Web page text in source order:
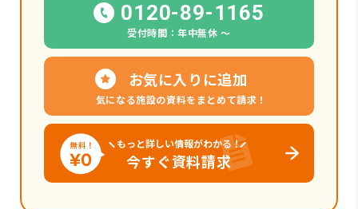
0120-89-1165
受付時間：年中無休 〜
お気に入りに追加
気になる施設の資料をまとめて請求！
もっと詳しい情報がわかる！
今すぐ資料請求